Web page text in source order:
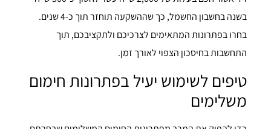
בשנה בחשבון החשמל, כך שההשקעה תוחזר תוך כ-4 שנים.
בחרו בפתרונות המתאימים לצרכיכם ולתקציבכם, תוך
התחשבות בחיסכון הצפוי לאורך זמן.
טיפים לשימוש יעיל בפתרונות חימום
משלימים